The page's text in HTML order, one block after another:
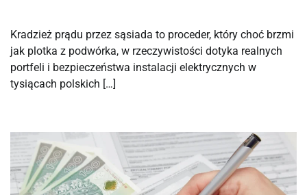
Kradzież prądu przez sąsiada to proceder, który choć brzmi
jak plotka z podwórka, w rzeczywistości dotyka realnych
portfeli i bezpieczeństwa instalacji elektrycznych w
tysiącach polskich […]